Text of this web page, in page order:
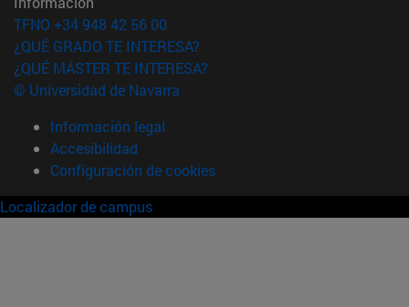
TFNO +34 948 42 56 00
¿QUÉ GRADO TE INTERESA?
¿QUÉ MÁSTER TE INTERESA?
© Universidad de Navarra
Información legal
Accesibilidad
Configuración de cookies
Localizador de campus